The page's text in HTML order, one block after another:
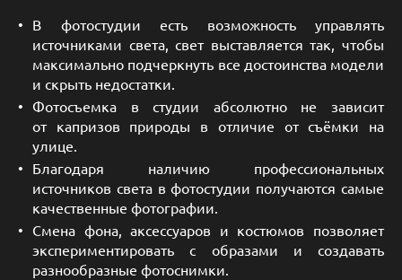
В фотостудии есть возможность управлять
источниками света, свет выставляется так, чтобы
максимально подчеркнуть все достоинства модели
и скрыть недостатки.
Фотосъемка в студии абсолютно не зависит
от капризов природы в отличие от съёмки на
улице.
Благодаря наличию профессиональных
источников света в фотостудии получаются самые
качественные фотографии.
Смена фона, аксессуаров и костюмов позволяет
экспериментировать с образами и создавать
разнообразные фотоснимки.